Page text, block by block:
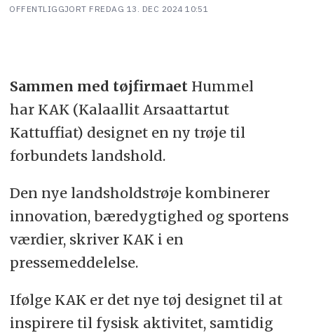
OFFENTLIGGJORT FREDAG 13. DEC 2024 10:51
Sammen med tøjfirmaetHummel
har KAK (Kalaallit Arsaattartut
Kattuffiat) designet en ny trøje til
forbundets landshold.
Den nye landsholdstrøje kombinerer
innovation, bæredygtighed og sportens
værdier, skriver KAK i en
pressemeddelelse.
Ifølge KAK er det nye tøj designet til at
inspirere til fysisk aktivitet, samtidig